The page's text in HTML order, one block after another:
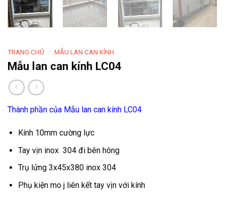
TRANG CHỦ / MẪU LAN CAN KÍNH
Mẫu lan can kính LC04
Thành phần của Mẫu lan can kính LC04
Kính 10mm cường lực
Tay vịn inox 304 đi bên hông
Trụ lửng 3x45x380 inox 304
Phụ kiện mo j liên kết tay vịn với kính